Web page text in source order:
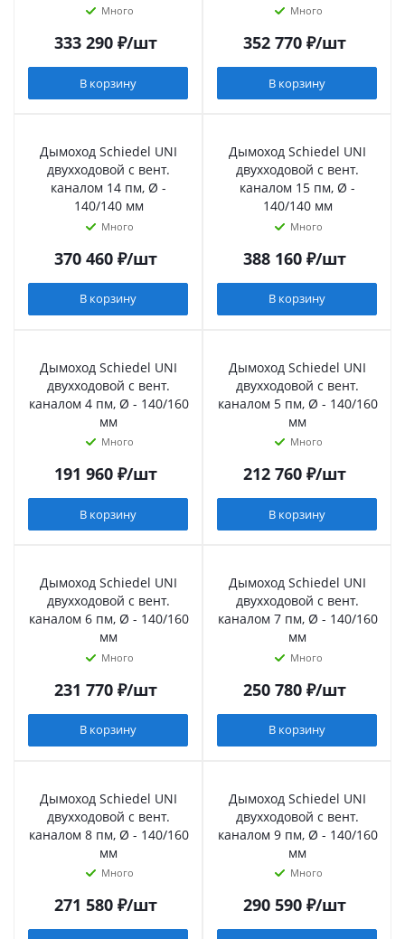
Много
333 290₽/шт
В корзину
Много
352 770₽/шт
В корзину
Дымоход Schiedel UNI
двухходовой с вент.
каналом 14 пм, Ø -
140/140 мм
Много
370 460₽/шт
В корзину
Дымоход Schiedel UNI
двухходовой с вент.
каналом 15 пм, Ø -
140/140 мм
Много
388 160₽/шт
В корзину
Дымоход Schiedel UNI
двухходовой с вент.
каналом 4 пм, Ø - 140/160
мм
Много
191 960₽/шт
В корзину
Дымоход Schiedel UNI
двухходовой с вент.
каналом 5 пм, Ø - 140/160
мм
Много
212 760₽/шт
В корзину
Дымоход Schiedel UNI
двухходовой с вент.
каналом 6 пм, Ø - 140/160
мм
Много
231 770₽/шт
В корзину
Дымоход Schiedel UNI
двухходовой с вент.
каналом 7 пм, Ø - 140/160
мм
Много
250 780₽/шт
В корзину
Дымоход Schiedel UNI
двухходовой с вент.
каналом 8 пм, Ø - 140/160
мм
Много
271 580₽/шт
Дымоход Schiedel UNI
двухходовой с вент.
каналом 9 пм, Ø - 140/160
мм
Много
290 590₽/шт